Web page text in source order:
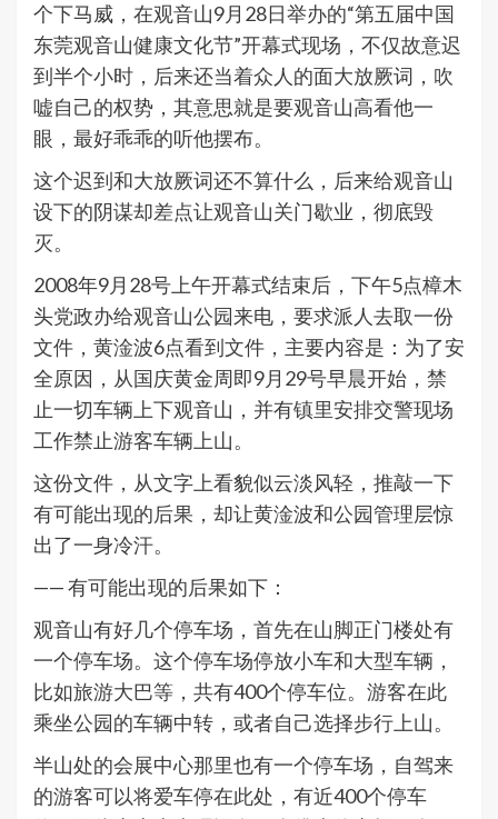
个下马威，在观音山9月28日举办的“第五届中国
东莞观音山健康文化节”开幕式现场，不仅故意迟
到半个小时，后来还当着众人的面大放厥词，吹
嘘自己的权势，其意思就是要观音山高看他一
眼，最好乖乖的听他摆布。
这个迟到和大放厥词还不算什么，后来给观音山
设下的阴谋却差点让观音山关门歇业，彻底毁
灭。
2008年9月28号上午开幕式结束后，下午5点樟木
头党政办给观音山公园来电，要求派人去取一份
文件，黄淦波6点看到文件，主要内容是：为了安
全原因，从国庆黄金周即9月29号早晨开始，禁
止一切车辆上下观音山，并有镇里安排交警现场
工作禁止游客车辆上山。
这份文件，从文字上看貌似云淡风轻，推敲一下
有可能出现的后果，却让黄淦波和公园管理层惊
出了一身冷汗。
—— 有可能出现的后果如下：
观音山有好几个停车场，首先在山脚正门楼处有
一个停车场。这个停车场停放小车和大型车辆，
比如旅游大巴等，共有400个停车位。游客在此
乘坐公园的车辆中转，或者自己选择步行上山。
半山处的会展中心那里也有一个停车场，自驾来
的游客可以将爱车停在此处，有近400个停车